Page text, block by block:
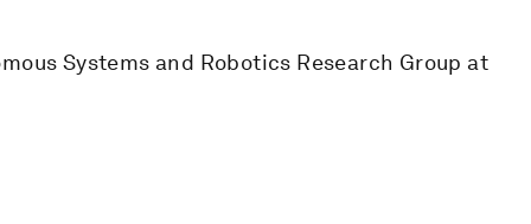
Systems and Robotics Research Group at